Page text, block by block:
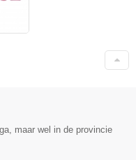
maar wel in de provincie